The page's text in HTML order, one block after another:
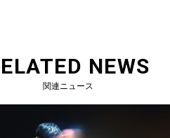
NEWS
関連ニュース